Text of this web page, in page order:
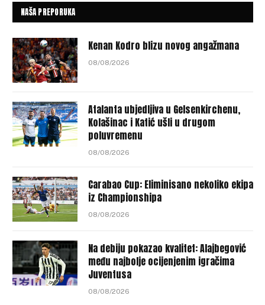
NAŠA PREPORUKA
Kenan Kodro blizu novog angažmana
08/08/2026
Atalanta ubjedljiva u Gelsenkirchenu,
Kolašinac i Katić ušli u drugom
poluvremenu
08/08/2026
Carabao Cup: Eliminisano nekoliko ekipa
iz Championshipa
08/08/2026
Na debiju pokazao kvalitet: Alajbegović
među najbolje ocijenjenim igračima
Juventusa
08/08/2026